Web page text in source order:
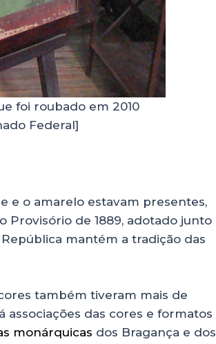
foi roubado em 2010
Federal]
e o amarelo estavam presentes,
Provisório de 1889, adotado junto
mantém a tradição das
também tiveram mais de
das cores e formatos
monárquicas dos Bragança e dos